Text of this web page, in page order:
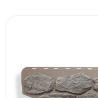
Дренажная система
Отливы